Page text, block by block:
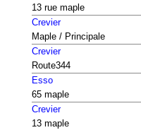
13 rue maple
Crevier
Maple / Principale
Crevier
Route344
Esso
65 maple
Crevier
13 maple